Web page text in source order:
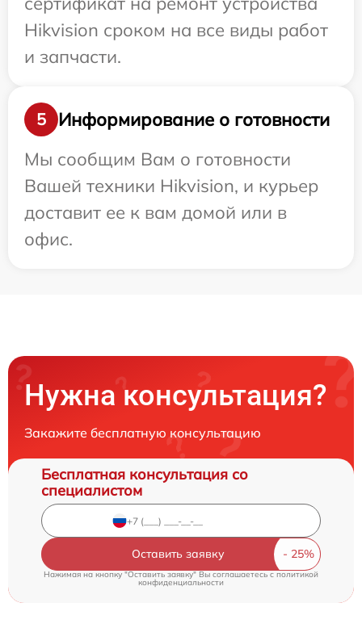
Hikvision сроком на все виды работ
и запчасти.
5
Информирование о готовности
Мы сообщим Вам о готовности
Вашей техники Hikvision, и курьер
доставит ее к вам домой или в
офис.
Нужна консультация?
Закажите бесплатную консультацию
Бесплатная консультация со
специалистом
Оставить заявку
Нажимая на кнопку "Оставить заявку" Вы соглашаетесь c политикой
конфиденциальности